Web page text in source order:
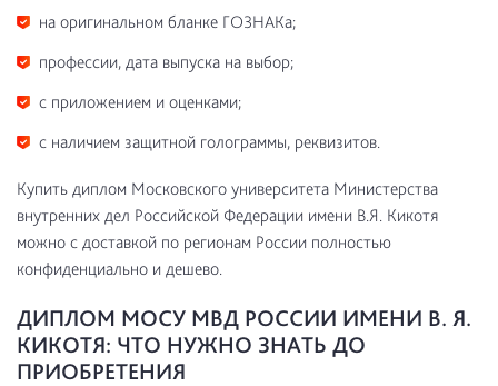
на оригинальном бланке ГОЗНАКа;
профессии, дата выпуска на выбор;
с приложением и оценками;
с наличием защитной голограммы, реквизитов.
Купить диплом Московского университета Министерства
внутренних дел Российской Федерации имени В.Я. Кикотя
можно с доставкой по регионам России полностью
конфиденциально и дешево.
ДИПЛОМ МОСУ МВД РОССИИ ИМЕНИ В. Я.
КИКОТЯ: ЧТО НУЖНО ЗНАТЬ ДО
ПРИОБРЕТЕНИЯ